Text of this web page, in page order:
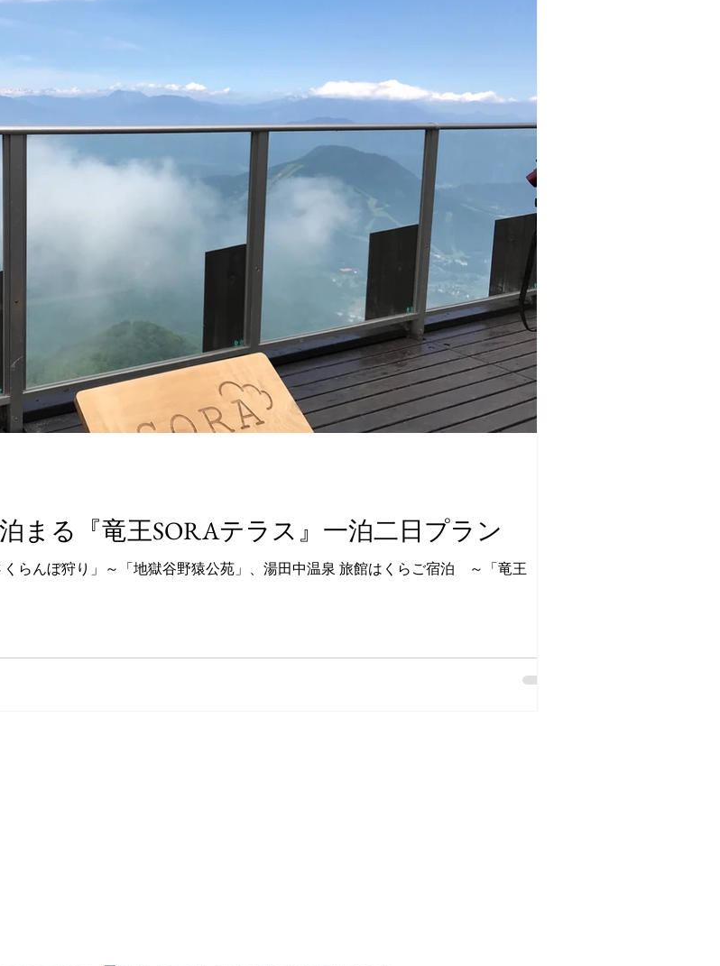
まる『竜王SORAテラス』一泊二日プラン
らんぼ狩り」～「地獄谷野猿公苑」、湯田中温泉 旅館はくらご宿泊 ～「竜王